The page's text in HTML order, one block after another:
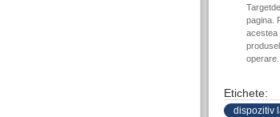
pagina.
acestea
operare.
Etichete:
dispozitiv